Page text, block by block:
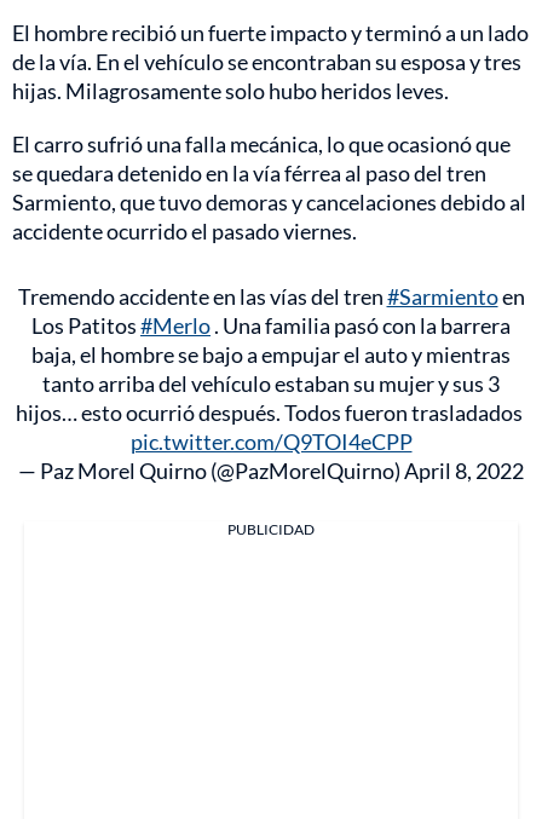
El hombre recibió un fuerte impacto y terminó a un lado
de la vía. En el vehículo se encontraban su esposa y tres
hijas. Milagrosamente solo hubo heridos leves.
El carro sufrió una falla mecánica, lo que ocasionó que
se quedara detenido en la vía férrea al paso del tren
Sarmiento, que tuvo demoras y cancelaciones debido al
accidente ocurrido el pasado viernes.
Tremendo accidente en las vías del tren#Sarmientoen
Los Patitos#Merlo. Una familia pasó con la barrera
baja, el hombre se bajo a empujar el auto y mientras
tanto arriba del vehículo estaban su mujer y sus 3
hijos… esto ocurrió después. Todos fueron trasladados ⁦⁩
pic.twitter.com/Q9TOI4eCPP
— Paz Morel Quirno (@PazMorelQuirno)April 8, 2022
PUBLICIDAD